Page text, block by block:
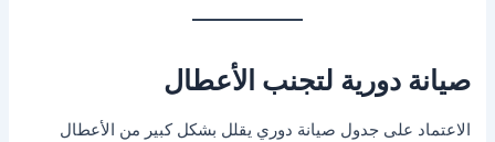
صيانة دورية لتجنب الأعطال
الاعتماد على جدول صيانة دوري يقلل بشكل كبير من الأعطال